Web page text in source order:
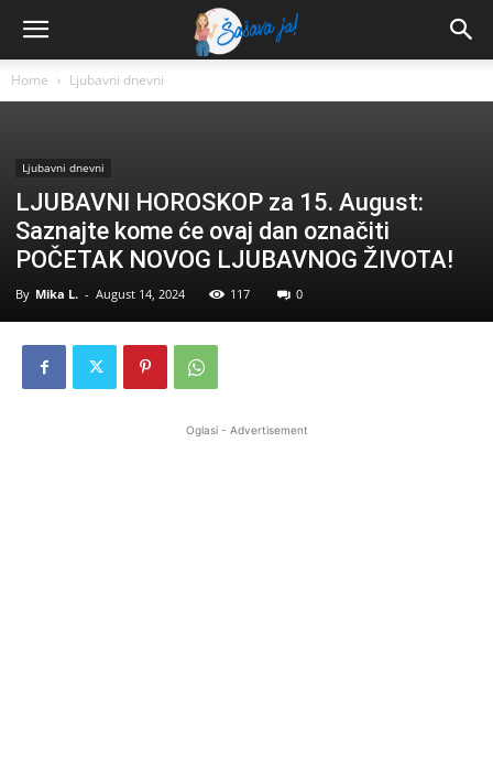
Home Ljubavni dnevni
Ljubavni dnevni
LJUBAVNI HOROSKOP za 15. August:
Saznajte kome će ovaj dan označiti
POČETAK NOVOG LJUBAVNOG ŽIVOTA!
By Mika L. - August 14, 2024 117 0
Oglasi - Advertisement